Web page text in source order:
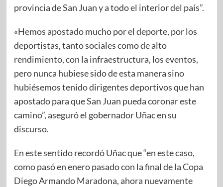
provincia de San Juan y a todo el interior del país”.
«Hemos apostado mucho por el deporte, por los
deportistas, tanto sociales como de alto
rendimiento, con la infraestructura, los eventos,
pero nunca hubiese sido de esta manera sino
hubiésemos tenido dirigentes deportivos que han
apostado para que San Juan pueda coronar este
camino”, aseguró el gobernador Uñac en su
discurso.
En este sentido recordó Uñac que “en este caso,
como pasó en enero pasado con la final de la Copa
Diego Armando Maradona, ahora nuevamente